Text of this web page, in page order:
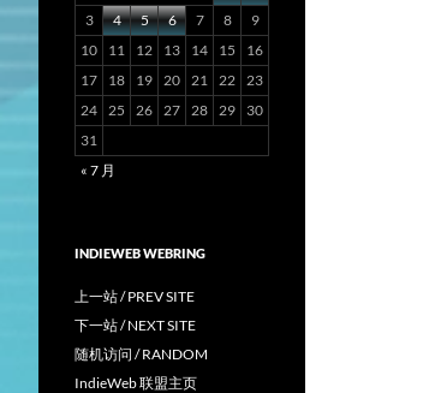
3
4 5 6 7 8
9
10
11 12 13 14 15
16
17
18 19 20 21 22 23
24 25 26 27 28 29
30
31
« 7 月
INDIEWEB WEBRING
上一站 / PREV SITE
下一站 / NEXT SITE
随机访问 / RANDOM
IndieWeb 联盟主页